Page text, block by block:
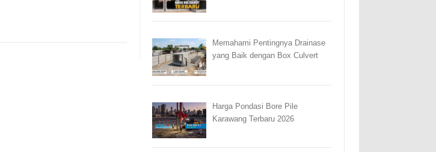
Memahami Pentingnya Drainase
yang Baik dengan Box Culvert
Harga Pondasi Bore Pile
Karawang Terbaru 2026